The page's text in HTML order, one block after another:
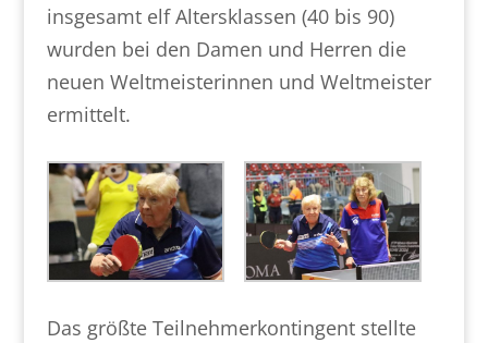
insgesamt elf Altersklassen (40 bis 90)
wurden bei den Damen und Herren die
neuen Weltmeisterinnen und Weltmeister
ermittelt.
Das größte Teilnehmerkontingent stellte